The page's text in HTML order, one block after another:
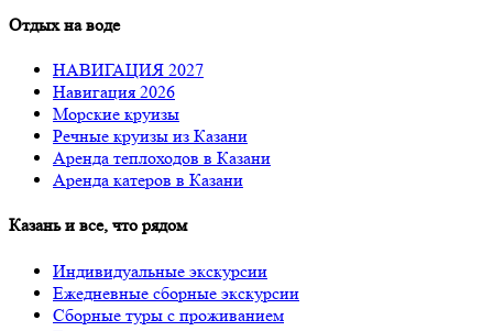
Отдых на воде
НАВИГАЦИЯ 2027
Навигация 2026
Морские круизы
Речные круизы из Казани
Аренда теплоходов в Казани
Аренда катеров в Казани
Казань и все, что рядом
Индивидуальные экскурсии
Ежедневные сборные экскурсии
Сборные туры с проживанием